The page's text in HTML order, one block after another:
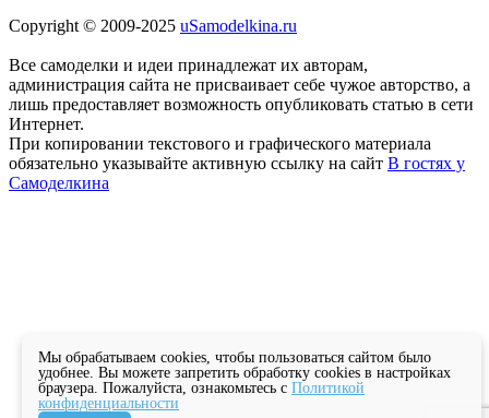
Copyright © 2009-2025 uSamodelkina.ru
Все самоделки и идеи принадлежат их авторам,
администрация сайта не присваивает себе чужое авторство, а
лишь предоставляет возможность опубликовать статью в сети
Интернет.
При копировании текстового и графического материала
обязательно указывайте активную ссылку на сайт В гостях у
Самоделкина
Мы обрабатываем cookies, чтобы пользоваться сайтом было
удобнее. Вы можете запретить обработку cookies в настройках
браузера. Пожалуйста, ознакомьтесь с Политикой
конфиденциальности